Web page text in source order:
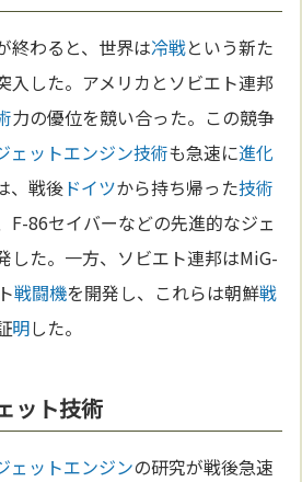
終わると、世界は冷戦という新た
入した。アメリカとソビエト連邦
力の優位を競い合った。この競争
ェットエンジン技術も急速に進化
、戦後ドイツから持ち帰った技術
F-86セイバーなどの先進的なジェ
した。一方、ソビエト連邦はMiG-
戦闘機を開発し、これらは朝鮮戦
明した。
ット技術
ェットエンジンの研究が戦後急速